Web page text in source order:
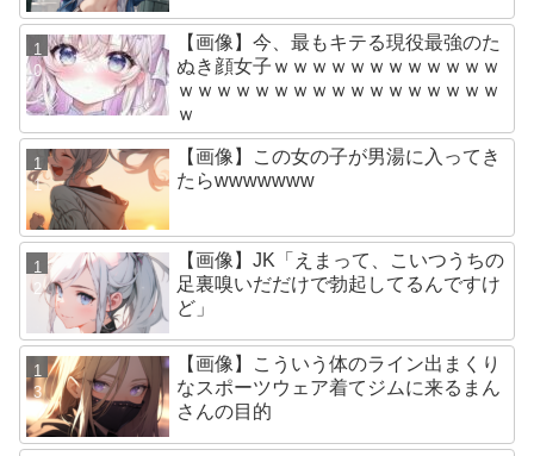
【画像】今、最もキテる現役最強のた
ぬき顔女子ｗｗｗｗｗｗｗｗｗｗｗｗ
ｗｗｗｗｗｗｗｗｗｗｗｗｗｗｗｗｗ
ｗ
【画像】この女の子が男湯に入ってき
たらwwwwwww
【画像】JK「えまって、こいつうちの
足裏嗅いだだけで勃起してるんですけ
ど」
【画像】こういう体のライン出まくり
なスポーツウェア着てジムに来るまん
さんの目的